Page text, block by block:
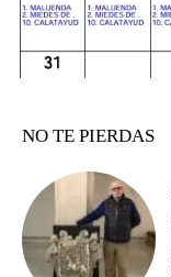
NO TE PIERDAS